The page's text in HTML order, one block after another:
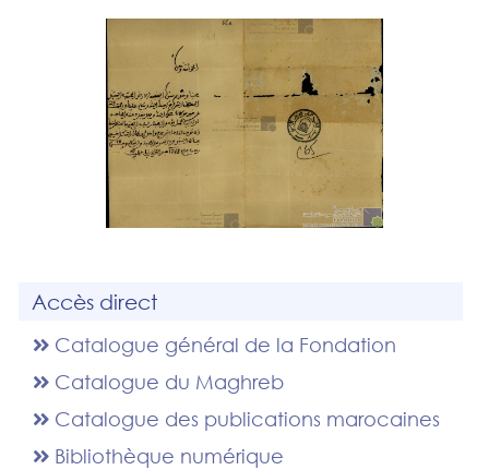
Accès direct
Catalogue général de la Fondation
Catalogue du Maghreb
Catalogue des publications marocaines
Bibliothèque numérique